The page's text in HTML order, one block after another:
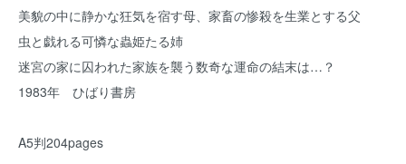
美貌の中に静かな狂気を宿す母、家畜の惨殺を生業とする父
虫と戯れる可憐な蟲姫たる姉
迷宮の家に囚われた家族を襲う数奇な運命の結末は…？
1983年 ひばり書房
A5判204pages